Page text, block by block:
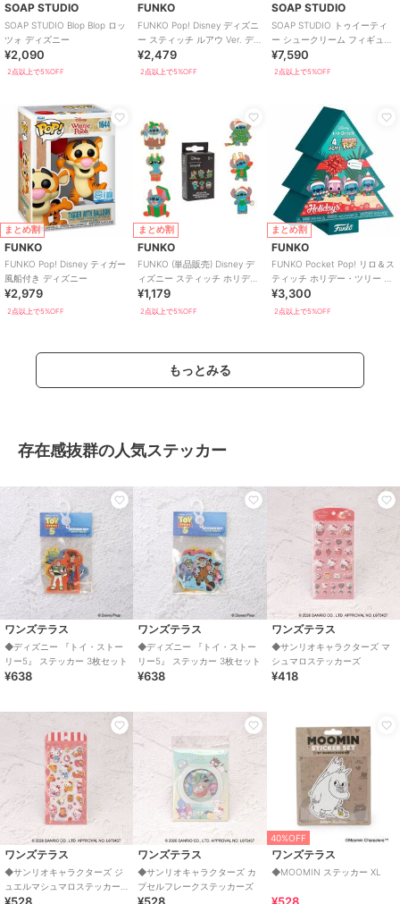
SOAP STUDIO
SOAP STUDIO Blop Blop ロッ
ツォ ディズニー
¥2,090
2点以上で5%OFF
FUNKO
FUNKO Pop! Disney ディズニ
ー スティッチ ルアウ Ver. デ
ィズニー
¥2,479
2点以上で5%OFF
SOAP STUDIO
SOAP STUDIO トゥイーティ
ー シュークリーム フィギュア
ルーニー・テューンズ
¥7,590
2点以上で5%OFF
まとめ割
FUNKO
FUNKO Pop! Disney ティガー
風船付き ディズニー
¥2,979
2点以上で5%OFF
まとめ割
FUNKO
FUNKO (単品販売) Disney デ
ィズニー スティッチ ホリデー
ピンバッジ
¥1,179
2点以上で5%OFF
まとめ割
FUNKO
FUNKO Pocket Pop! リロ＆ス
ティッチ ホリデー・ツリー 4
個セット ディズニー
¥3,300
2点以上で5%OFF
もっとみる
存在感抜群の人気ステッカー
ワンズテラス
◆ディズニー 『トイ・ストー
リー5』 ステッカー 3枚セット
¥638
ワンズテラス
◆ディズニー 『トイ・ストー
リー5』 ステッカー 3枚セット
¥638
ワンズテラス
◆サンリオキャラクターズ マ
シュマロステッカーズ
¥418
ワンズテラス
◆サンリオキャラクターズ ジ
ュエルマシュマロステッカー
ズ
ワンズテラス
◆サンリオキャラクターズ カ
プセルフレークステッカーズ
40%OFF
ワンズテラス
◆MOOMIN ステッカー XL